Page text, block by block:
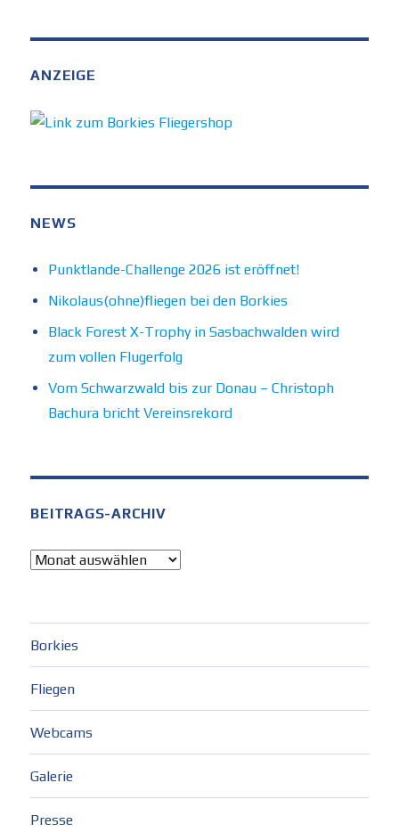
ANZEIGE
NEWS
Punktlande-Challenge 2026 ist eröffnet!
Nikolaus(ohne)fliegen bei den Borkies
Black Forest X-Trophy in Sasbachwalden wird
zum vollen Flugerfolg
Vom Schwarzwald bis zur Donau – Christoph
Bachura bricht Vereinsrekord
BEITRAGS-ARCHIV
Beitrags-
Borkies
Fliegen
Webcams
Galerie
Presse